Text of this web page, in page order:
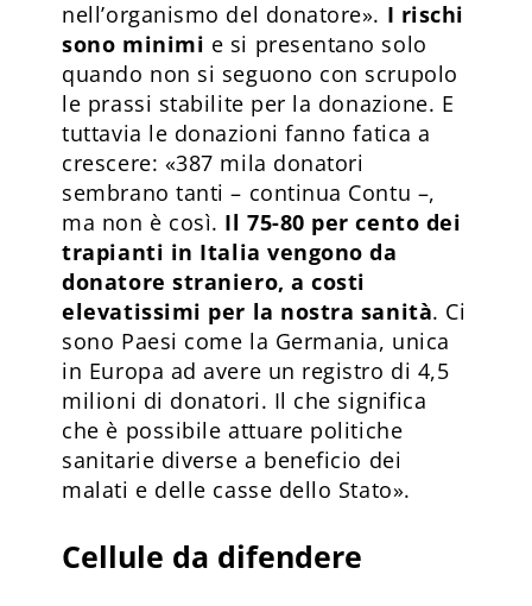
nell’organismo del donatore». I rischi
sono minimi e si presentano solo
quando non si seguono con scrupolo
le prassi stabilite per la donazione. E
tuttavia le donazioni fanno fatica a
crescere: «387 mila donatori
sembrano tanti – continua Contu –,
ma non è così. Il 75-80 per cento dei
trapianti in Italia vengono da
donatore straniero, a costi
elevatissimi per la nostra sanità. Ci
sono Paesi come la Germania, unica
in Europa ad avere un registro di 4,5
milioni di donatori. Il che significa
che è possibile attuare politiche
sanitarie diverse a beneficio dei
malati e delle casse dello Stato».
Cellule da difendere